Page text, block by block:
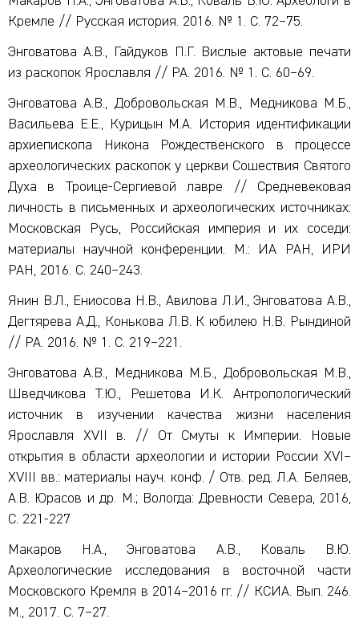
Кремле // Русская история. 2016. № 1. С. 72–75.
Энговатова А.В., Гайдуков П.Г. Вислые актовые печати
из раскопок Ярославля // РА. 2016. № 1. С. 60–69.
Энговатова А.В., Добровольская М.В., Медникова М.Б.,
Васильева Е.Е., Курицын М.А. История идентификации
архиепископа Никона Рождественского в процессе
археологических раскопок у церкви Сошествия Святого
Духа в Троице-Сергиевой лавре // Средневековая
личность в письменных и археологических источниках:
Московская Русь, Российская империя и их соседи:
материалы научной конференции. М.: ИА РАН, ИРИ
РАН, 2016. С. 240–243.
Янин В.Л., Ениосова Н.В., Авилова Л.И., Энговатова А.В.,
Дегтярева А.Д., Конькова Л.В. К юбилею Н.В. Рындиной
// РА. 2016. № 1. С. 219–221.
Энговатова А.В., Медникова М.Б., Добровольская М.В.,
Шведчикова Т.Ю., Решетова И.К. Антропологический
источник в изучении качества жизни населения
Ярославля XVII в. // От Смуты к Империи. Новые
открытия в области археологии и истории России XVI–
XVIII вв.: материалы науч. конф. / Отв. ред. Л.А. Беляев,
А.В. Юрасов и др. М.; Вологда: Древности Севера, 2016,
С. 221-227
Макаров Н.А., Энговатова А.В., Коваль В.Ю.
Археологические исследования в восточной части
Московского Кремля в 2014–2016 гг. // КСИА. Вып. 246.
М., 2017. С. 7–27.